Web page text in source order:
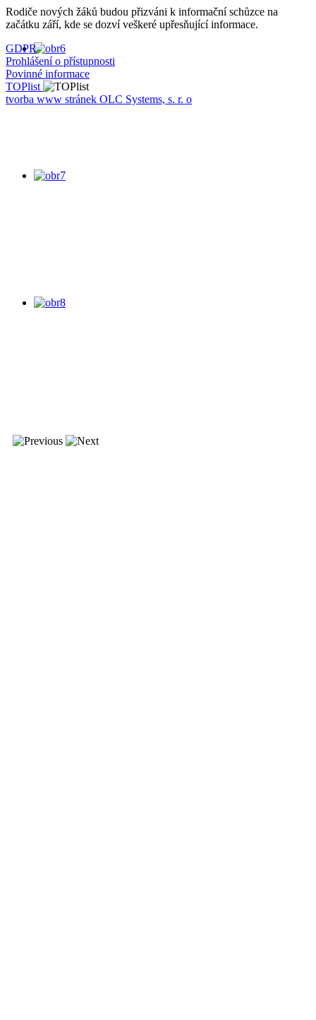
Rodiče nových žáků budou přizváni k informační schůzce na
začátku září, kde se dozví veškeré upřesňující informace.
GDPR
Prohlášení o přístupnosti
Povinné informace
TOPlist
tvorba www stránek OLC Systems, s. r. o